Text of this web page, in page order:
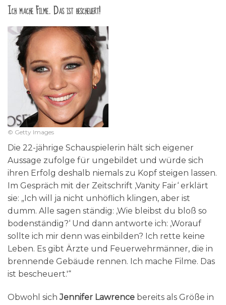
Ich mache Filme. Das ist bescheuert!
© Getty Images
Die 22-jährige Schauspielerin hält sich eigener
Aussage zufolge für ungebildet und würde sich
ihren Erfolg deshalb niemals zu Kopf steigen lassen.
Im Gespräch mit der Zeitschrift ‚Vanity Fair‘ erklärt
sie: „Ich will ja nicht unhöflich klingen, aber ist
dumm. Alle sagen ständig: ‚Wie bleibst du bloß so
bodenständig?‘ Und dann antworte ich: ‚Worauf
sollte ich mir denn was einbilden? Ich rette keine
Leben. Es gibt Ärzte und Feuerwehrmänner, die in
brennende Gebäude rennen. Ich mache Filme. Das
ist bescheuert.'“
Obwohl sich Jennifer Lawrence bereits als Größe in